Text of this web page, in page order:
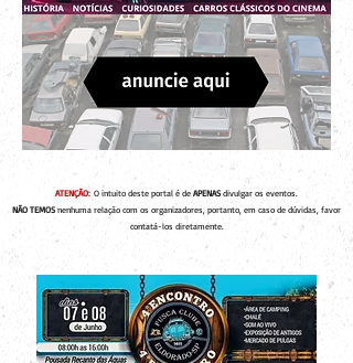
ATENÇÃO: O intuito deste portal é de APENASdivulgar os eventos.
NÃO TEMOS nenhuma relação com os organizadores, portanto, em caso de dúvidas, favor
contatá-los diretamente.